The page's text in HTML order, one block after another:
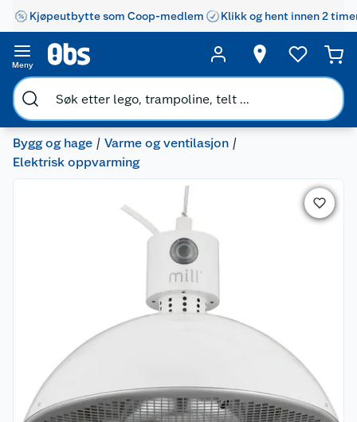
Kjøpeutbytte som Coop-medlem Klikk og hent innen 2
Meny
Bygg og hage
Varme og ventilasjon
Elektrisk oppvarming